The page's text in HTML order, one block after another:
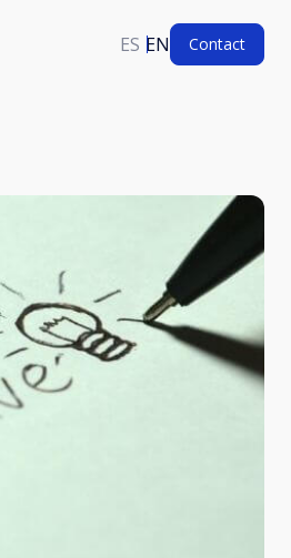
ES EN Contact